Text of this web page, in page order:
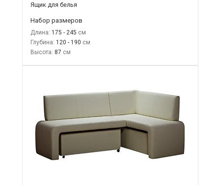
Ящик для белья
Набор размеров
Длина: 175 - 245
Глубина: 120 - 190
Высота: 87